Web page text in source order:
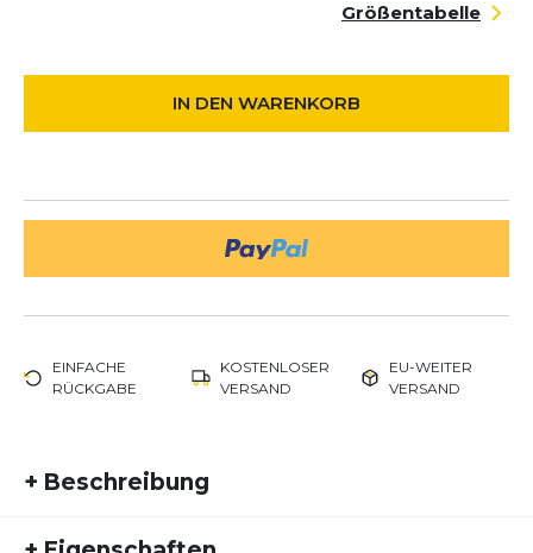
Größentabelle
IN DEN WARENKORB
EINFACHE
RÜCKGABE
KOSTENLOSER
VERSAND
EU-WEITER
VERSAND
+ Beschreibung